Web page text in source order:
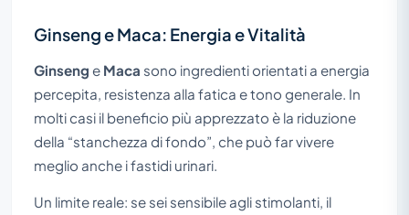
Ginseng e Maca: Energia e Vitalità
Ginseng e Maca sono ingredienti orientati a energia
percepita, resistenza alla fatica e tono generale. In
molti casi il beneficio più apprezzato è la riduzione
della “stanchezza di fondo”, che può far vivere
meglio anche i fastidi urinari.
Un limite reale: se sei sensibile agli stimolanti, il